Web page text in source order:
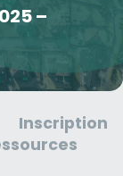
–
Inscription